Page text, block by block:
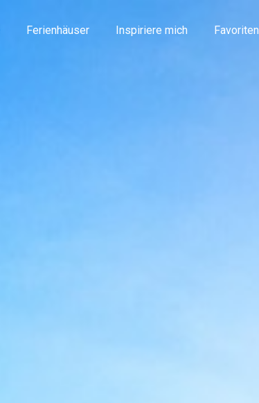
Ferienhäuser Inspiriere mich Favoriten